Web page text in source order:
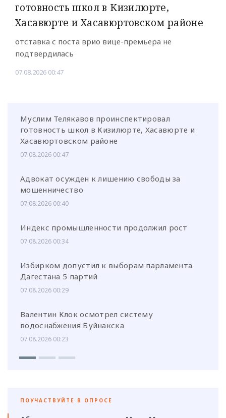
готовность школ в Кизилюрте,
Хасавюрте и Хасавюртовском районе
отставка с поста врио вице-премьера не
подтвердилась
07.08.2026 00:47
Муслим Телякавов проинспектировал
готовность школ в Кизилюрте, Хасавюрте и
Хасавюртовском районе
07.08.2026 00:47
Адвокат осужден к лишению свободы за
мошенничество
07.08.2026 00:40
Индекс промышленности продолжил рост
07.08.2026 00:34
Избирком допустил к выборам парламента
Дагестана 5 партий
07.08.2026 00:29
Валентин Клок осмотрел систему
водоснабжения Буйнакска
07.08.2026 00:23
ПОУЧАСТВУЙТЕ В ОПРОСЕ